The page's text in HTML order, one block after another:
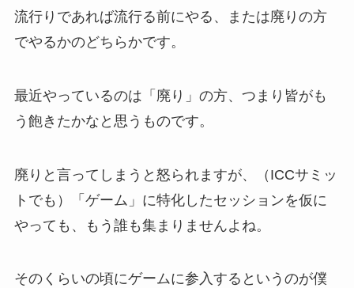
流行りであれば流行る前にやる、または廃りの方
でやるかのどちらかです。
最近やっているのは「廃り」の方、つまり皆がも
う飽きたかなと思うものです。
廃りと言ってしまうと怒られますが、（ICCサミッ
トでも）「ゲーム」に特化したセッションを仮に
やっても、もう誰も集まりませんよね。
そのくらいの頃にゲームに参入するというのが僕